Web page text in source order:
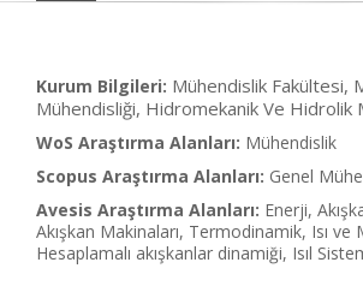
Kurum Bilgileri: Mühendislik Fakültesi,
Mühendisliği, Hidromekanik Ve Hidrolik
WoS Araştırma Alanları: Mühendislik
Scopus Araştırma Alanları: Genel
Avesis Araştırma Alanları: Enerji,
Akışkan Makinaları, Termodinamik, Isı
Hesaplamalı akışkanlar dinamiği, Isıl